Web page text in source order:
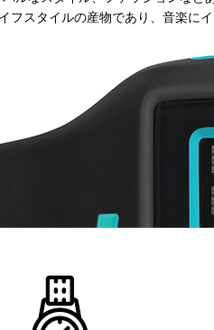
フスタイルの産物であり、音楽に